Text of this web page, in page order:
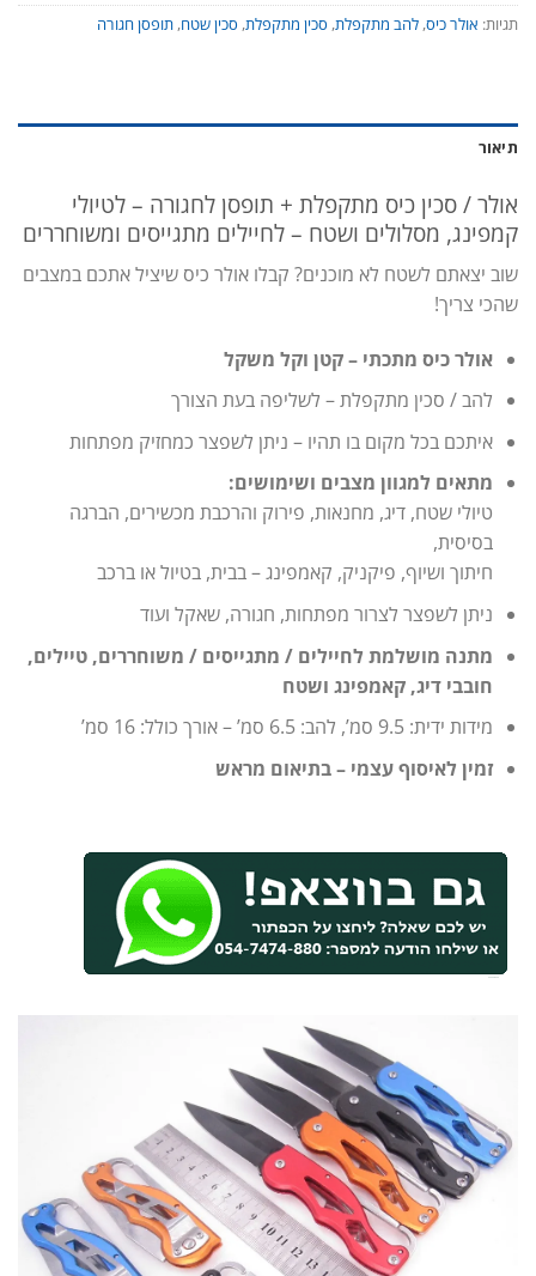
תגיות: אולר כיס, להב מתקפלת, סכין מתקפלת, סכין שטח, תופסן חגורה
תיאור
אולר / סכין כיס מתקפלת + תופסן לחגורה – לטיולי
קמפינג, מסלולים ושטח – לחיילים מתגייסים ומשוחררים
שוב יצאתם לשטח לא מוכנים? קבלו אולר כיס שיציל אתכם במצבים
שהכי צריך!
אולר כיס מתכתי – קטן וקל משקל
להב / סכין מתקפלת – לשליפה בעת הצורך
איתכם בכל מקום בו תהיו – ניתן לשפצר כמחזיק מפתחות
מתאים למגוון מצבים ושימושים:
טיולי שטח, דיג, מחנאות, פירוק והרכבת מכשירים, הברגה
בסיסית,
חיתוך ושיוף, פיקניק, קאמפינג – בבית, בטיול או ברכב
ניתן לשפצר לצרור מפתחות, חגורה, שאקל ועוד
מתנה מושלמת לחיילים / מתגייסים / משוחררים, טיילים,
חובבי דיג, קאמפינג ושטח
מידות ידית: 9.5 סמ’, להב: 6.5 סמ’ – אורך כולל: 16 סמ’
זמין לאיסוף עצמי – בתיאום מראש